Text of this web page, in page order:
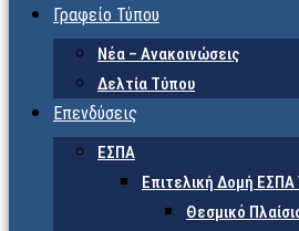
Γραφείο Τύπου
Νέα – Ανακοινώσεις
Δελτία Τύπου
Επενδύσεις
ΕΣΠΑ
Επιτελική Δομή ΕΣΠΑ
Θεσμικό